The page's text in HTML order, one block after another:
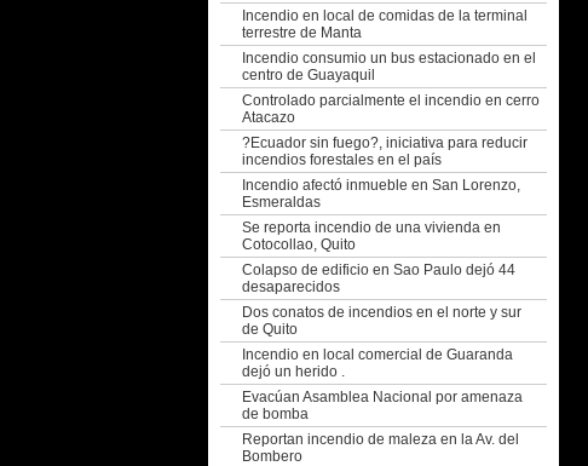
Incendio en local de comidas de la terminal
terrestre de Manta
Incendio consumio un bus estacionado en el
centro de Guayaquil
Controlado parcialmente el incendio en cerro
Atacazo
?Ecuador sin fuego?, iniciativa para reducir
incendios forestales en el país
Incendio afectó inmueble en San Lorenzo,
Esmeraldas
Se reporta incendio de una vivienda en
Cotocollao, Quito
Colapso de edificio en Sao Paulo dejó 44
desaparecidos
Dos conatos de incendios en el norte y sur
de Quito
Incendio en local comercial de Guaranda
dejó un herido .
Evacúan Asamblea Nacional por amenaza
de bomba
Reportan incendio de maleza en la Av. del
Bombero